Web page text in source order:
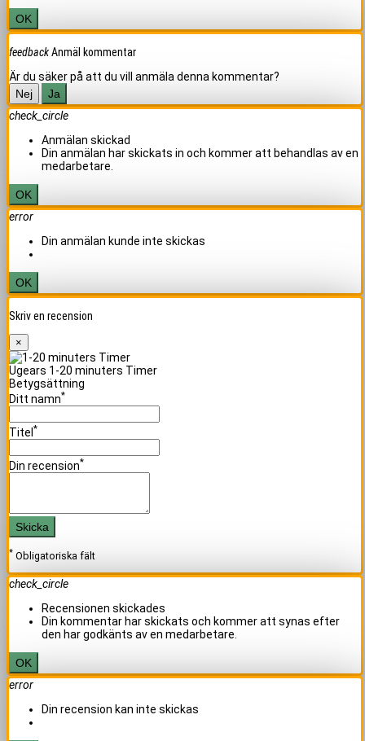
OK
feedbackAnmäl kommentar
Är du säker på att du vill anmäla denna kommentar?
Nej
Ja
check_circle
Anmälan skickad
Din anmälan har skickats in och kommer att behandlas av en
medarbetare.
OK
error
Din anmälan kunde inte skickas
OK
Skriv en recension
×
Ugears 1-20 minuters Timer
Betygsättning
Ditt namn*
Titel *
Din recension*
Skicka
* Obligatoriska fält
check_circle
Recensionen skickades
Din kommentar har skickats och kommer att synas efter
den har godkänts av en medarbetare.
OK
error
Din recension kan inte skickas